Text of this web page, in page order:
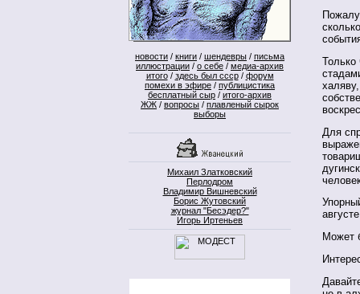
новости / книги / шендевры / письма
иллюстрации / о себе / медиа-архив
итого/ здесь был ссср/ форум
помехи в эфире / публицистика
бесплатный сыр / итого-архив
ЖЖ / вопросы / плавленый сырок
выборы
Михаил Златковский
Перлодром
Владимир Вишневский
Борис Жутовский
журнал "Бесэдер?"
Игорь Иртеньев
Только
Для
Может